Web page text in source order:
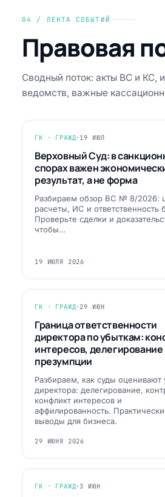
04 / ЛЕНТА СОБЫТИЙ
Правовая
Сводный поток: акты ВС и КС,
ведомств, важные
ГК · ГРАЖД· 19 ИЮЛ
Верховный Суд: в
спорах важен
результат, а не форма
Разбираем обзор ВС № 8/2026:
расчеты, ИС и ответственность
Проверьте сделки и
чтобы…
19 ИЮЛЯ 2026
ГК · ГРАЖД· 29 ИЮН
Граница ответственности
директора по убыткам:
интересов, делегирование
презумпции
Разбираем, как суды оценивают
директора: делегирование,
конфликт интересов и
аффилированность.
выводы для бизнеса.
29 ИЮНЯ 2026
ГК · ГРАЖД·3 ИЮН